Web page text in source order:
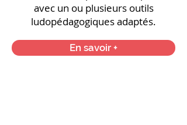
avec un ou plusieurs outils
ludopédagogiques adaptés.
En savoir +